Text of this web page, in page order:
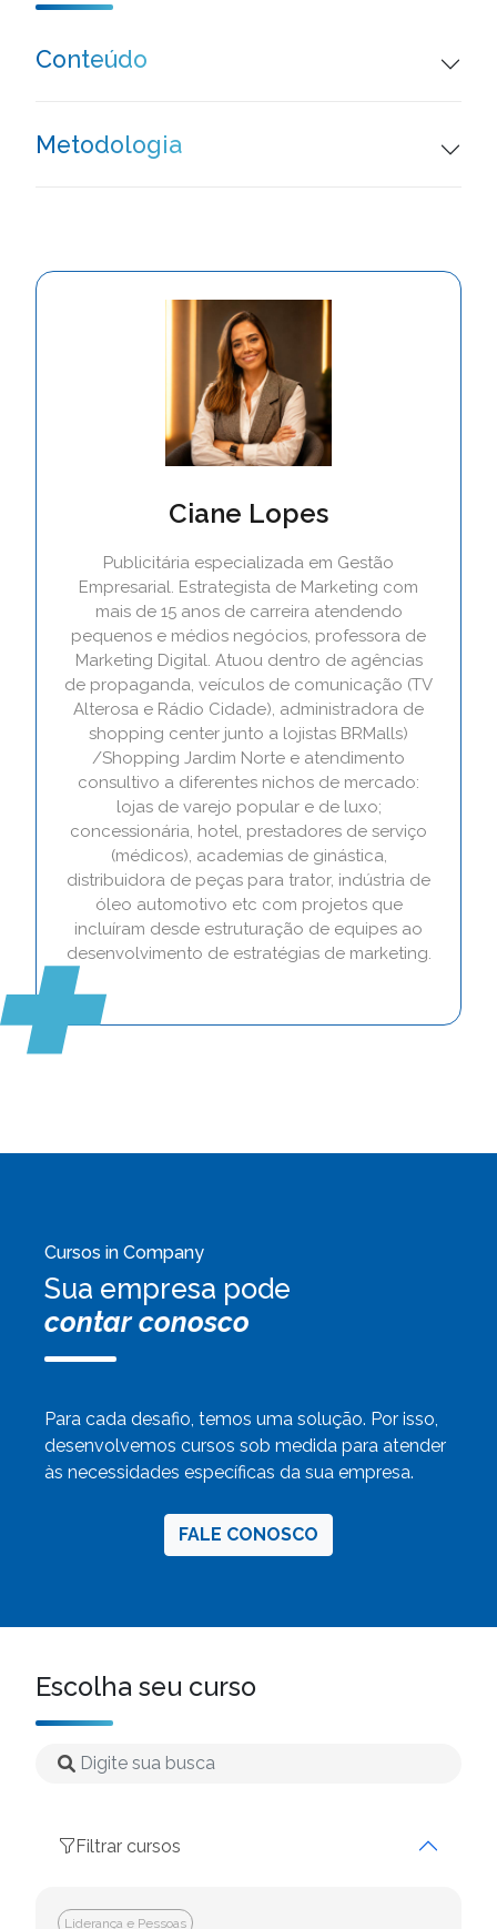
Conteúdo
Metodologia
Ciane Lopes
Publicitária especializada em Gestão
Empresarial. Estrategista de Marketing com
mais de 15 anos de carreira atendendo
pequenos e médios negócios, professora de
Marketing Digital. Atuou dentro de agências
de propaganda, veículos de comunicação (TV
Alterosa e Rádio Cidade), administradora de
shopping center junto a lojistas BRMalls)
/Shopping Jardim Norte e atendimento
consultivo a diferentes nichos de mercado:
lojas de varejo popular e de luxo;
concessionária, hotel, prestadores de serviço
(médicos), academias de ginástica,
distribuidora de peças para trator, indústria de
óleo automotivo etc com projetos que
incluíram desde estruturação de equipes ao
desenvolvimento de estratégias de marketing.
Cursos in Company
Sua empresa pode
contar conosco
Para cada desafio, temos uma solução. Por isso,
desenvolvemos cursos sob medida para atender
às necessidades específicas da sua empresa.
FALE CONOSCO
Escolha seu curso
Filtrar cursos
Liderança e Pessoas